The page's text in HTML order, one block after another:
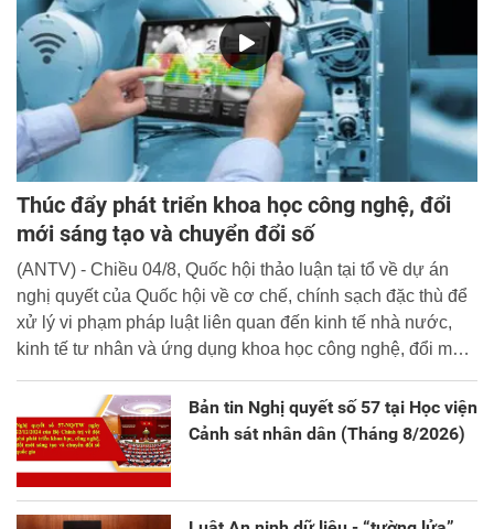
Thúc đẩy phát triển khoa học công nghệ, đổi
mới sáng tạo và chuyển đổi số
(ANTV) - Chiều 04/8, Quốc hội thảo luận tại tổ về dự án
nghị quyết của Quốc hội về cơ chế, chính sạch đặc thù để
xử lý vi phạm pháp luật liên quan đến kinh tế nhà nước,
kinh tế tư nhân và ứng dụng khoa học công nghệ, đổi mới
Bản tin Nghị quyết số 57 tại Học viện
Cảnh sát nhân dân (Tháng 8/2026)